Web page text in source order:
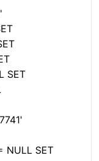
SET
NULL SET